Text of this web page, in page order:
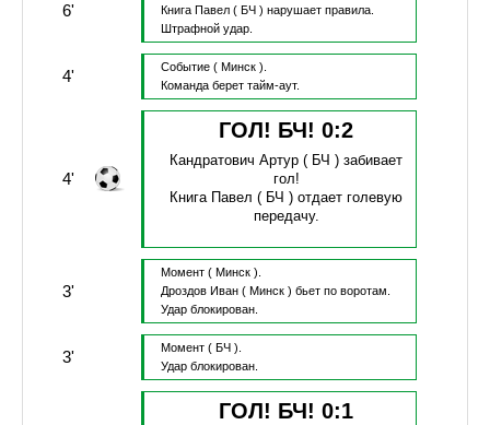
6'
Книга Павел( БЧ ) нарушает правила.
Штрафной удар.
4' Событие ( Минск ).
Команда берет тайм-аут.
4'
ГОЛ! БЧ!0:2
Кандратович Артур ( БЧ )забивает
гол!
Книга Павел ( БЧ )отдает голевую
передачу.
3'
Момент ( Минск ).
Дроздов Иван( Минск ) бьет по воротам.
Удар блокирован.
3' Момент ( БЧ ).
Удар блокирован.
ГОЛ! БЧ!0:1